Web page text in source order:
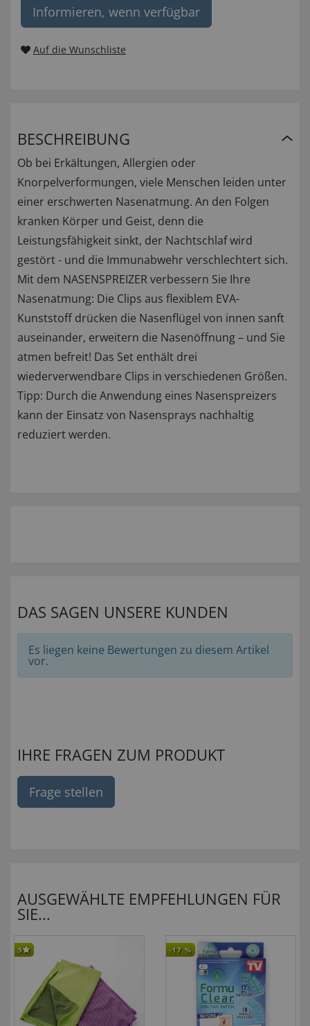
Informieren, wenn verfügbar
Auf die Wunschliste
BESCHREIBUNG
Ob bei Erkältungen, Allergien oder
Knorpelverformungen, viele Menschen leiden unter
einer erschwerten Nasenatmung. An den Folgen
kranken Körper und Geist, denn die
Leistungsfähigkeit sinkt, der Nachtschlaf wird
gestört - und die Immunabwehr verschlechtert sich.
Mit dem NASENSPREIZER verbessern Sie Ihre
Nasenatmung: Die Clips aus flexiblem EVA-
Kunststoff drücken die Nasenflügel von innen sanft
auseinander, erweitern die Nasenöffnung – und Sie
atmen befreit! Das Set enthält drei
wiederverwendbare Clips in verschiedenen Größen.
Tipp: Durch die Anwendung eines Nasenspreizers
kann der Einsatz von Nasensprays nachhaltig
reduziert werden.
DAS SAGEN UNSERE KUNDEN
Es liegen keine Bewertungen zu diesem Artikel
vor.
IHRE FRAGEN ZUM PRODUKT
Frage stellen
AUSGEWÄHLTE EMPFEHLUNGEN FÜR
SIE...
5 -17 %